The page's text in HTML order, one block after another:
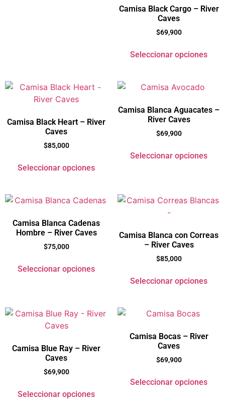
Camisa Black Cargo – River
Caves
$69,900
Seleccionar opciones
Camisa Black Heart – River
Caves
$85,000
Seleccionar opciones
Camisa Blanca Aguacates –
River Caves
$69,900
Seleccionar opciones
Camisa Blanca Cadenas
Hombre – River Caves
$75,000
Seleccionar opciones
Camisa Blanca con Correas
– River Caves
$85,000
Seleccionar opciones
Camisa Blue Ray – River
Caves
$69,900
Seleccionar opciones
Camisa Bocas – River
Caves
$69,900
Seleccionar opciones